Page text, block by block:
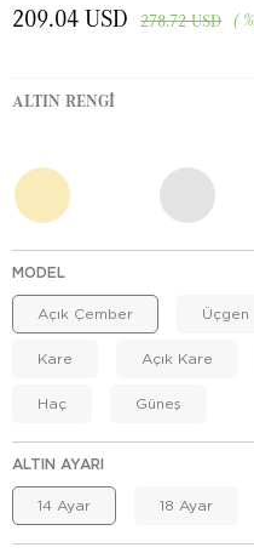
%
278.72 USD
209.04 USD
ALTIN RENGI
MODEL
Açık Çember Üçgen
Kare Açık Kare
Haç Güneş
ALTIN AYARI
14 Ayar 18 Ayar